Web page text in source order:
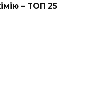
– ТОП 25